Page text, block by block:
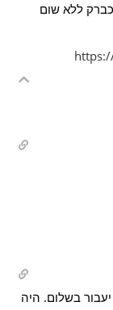
מהירים כברק ללא שום
בשלום. היה